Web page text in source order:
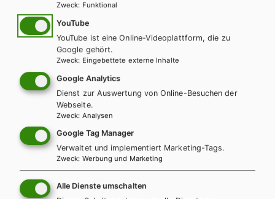
Bei Bestellung unter der entsprechenden Schulbuchnummer
erhalten Sie das Schulbuch, das E-Book sowie interaktives
Zusatzmaterial direkt im E-Book.
So kommen Sie zu Ihrem E-BOOK+:
Mit Ihrem gedruckten Schulbuch erhalten Sie einen
individuellen Zugangscode. Dieser kann auf digi4school.at
eingelöst werden. Das E-BOOK+ wird dort Ihrem digitalen
Bücherregal zugeordnet.
WEITERLESEN
Exklusiv über die Schulbuchaktion
erhältlich.
Weitere Bände dieser
Zweck: Funktional
YouTube
YouTube ist eine Online-Videoplattform, die zu
Google gehört.
Zweck: Eingebettete externe Inhalte
Google Analytics
Dienst zur Auswertung von Online-Besuchen der
Webseite.
Zweck: Analysen
Google Tag Manager
Verwaltet und implementiert Marketing-Tags.
Zweck: Werbung und Marketing
Alle Dienste umschalten